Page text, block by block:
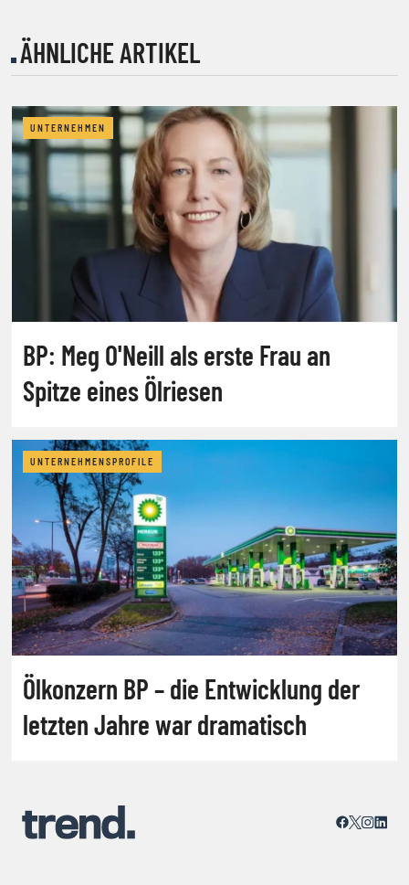
ÄHNLICHE ARTIKEL
UNTERNEHMEN
BP: Meg O'Neill als erste Frau an
Spitze eines Ölriesen
UNTERNEHMENSPROFILE
Ölkonzern BP – die Entwicklung der
letzten Jahre war dramatisch